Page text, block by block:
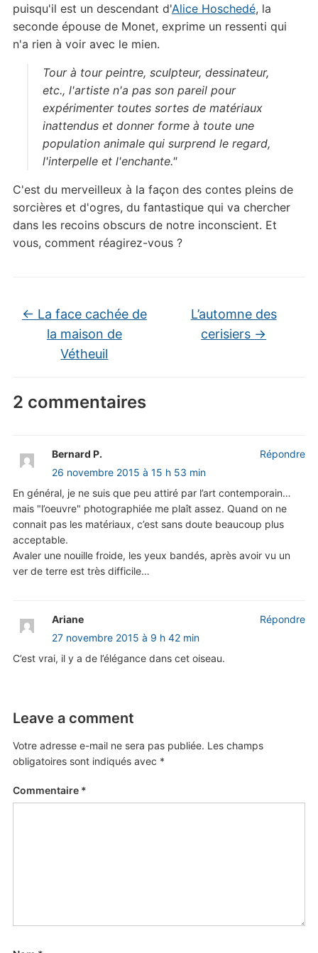
puisqu'il est un descendant d'Alice Hoschedé, la
seconde épouse de Monet, exprime un ressenti qui
n'a rien à voir avec le mien.
Tour à tour peintre, sculpteur, dessinateur,
etc., l'artiste n'a pas son pareil pour
expérimenter toutes sortes de matériaux
inattendus et donner forme à toute une
population animale qui surprend le regard,
l'interpelle et l'enchante."
C'est du merveilleux à la façon des contes pleins de
sorcières et d'ogres, du fantastique qui va chercher
dans les recoins obscurs de notre inconscient. Et
vous, comment réagirez-vous ?
← La face cachée de
la maison de
Vétheuil
L’automne des
cerisiers →
2 commentaires
Bernard P.
26 novembre 2015 à 15 h 53 min
En général, je ne suis que peu attiré par l’art contemporain…
mais "l’oeuvre" photographiée me plaît assez. Quand on ne
connait pas les matériaux, c’est sans doute beaucoup plus
acceptable.
Avaler une nouille froide, les yeux bandés, après avoir vu un
ver de terre est très difficile…
Répondre
Ariane
27 novembre 2015 à 9 h 42 min
C’est vrai, il y a de l’élégance dans cet oiseau.
Répondre
Leave a comment
Votre adresse e-mail ne sera pas publiée. Les champs
obligatoires sont indiqués avec *
Commentaire *